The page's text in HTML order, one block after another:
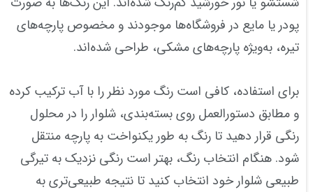
پودر یا مایع در فروشگاه‌ها موجودند و مخصوص پارچه‌های
تیره، به‌ویژه پارچه‌های مشکی، طراحی شده‌اند.
برای استفاده، کافی است رنگ مورد نظر را با آب ترکیب کرده
و مطابق دستورالعمل روی بسته‌بندی، شلوار را در محلول
رنگی قرار دهید تا رنگ به طور یکنواخت به پارچه منتقل
شود. هنگام انتخاب رنگ، بهتر است رنگی نزدیک به تیرگی
طبیعی شلوار خود انتخاب کنید تا نتیجه طبیعی‌تری به